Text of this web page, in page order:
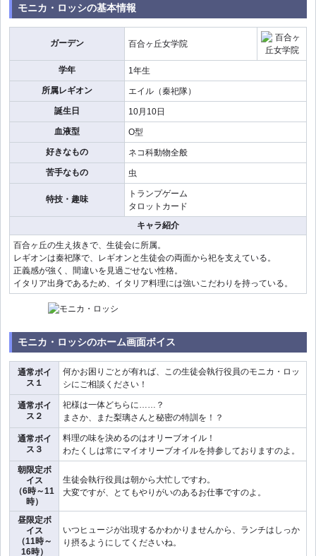
モニカ・ロッシの基本情報
ガーデン 百合ヶ丘女学院
学年
1年生
所属レギオン
エイル（秦祀隊）
誕生日
10月10日
血液型
O型
好きなもの
ネコ科動物全般
苦手なもの
虫
特技・趣味
トランプゲーム
タロットカード
キャラ紹介
百合ヶ丘の生え抜きで、生徒会に所属。
レギオンは秦祀隊で、レギオンと生徒会の両面から祀を支えている。
正義感が強く、間違いを見過ごせない性格。
イタリア出身であるため、イタリア料理には強いこだわりを持っている。
モニカ・ロッシのホーム画面ボイス
通常ボイ
ス１
何かお困りごとが有れば、この生徒会執行役員のモニカ・ロッ
シにご相談ください！
通常ボイ
ス２
祀様は一体どちらに……？
まさか、また梨璃さんと秘密の特訓を！？
通常ボイ
ス３
料理の味を決めるのはオリーブオイル！
わたくしは常にマイオリーブオイルを持参しておりますのよ。
朝限定ボ
イス
（6時～11
時）
生徒会執行役員は朝から大忙しですわ。
大変ですが、とてもやりがいのあるお仕事ですのよ。
昼限定ボ
イス
（11時～
16時）
いつヒュージが出現するかわかりませんから、ランチはしっか
り摂るようにしてくださいね。